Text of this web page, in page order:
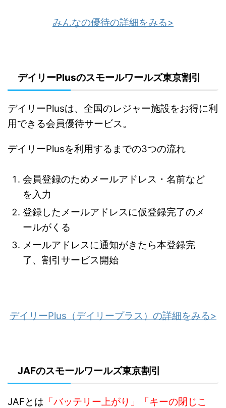
みんなの優待の詳細をみる>
デイリーPlusのスモールワールズ東京割引
デイリーPlusは、全国のレジャー施設をお得に利
用できる会員優待サービス。
デイリーPlusを利用するまでの3つの流れ
会員登録のためメールアドレス・名前など
を入力
登録したメールアドレスに仮登録完了のメ
ールがくる
メールアドレスに通知がきたら本登録完
了、割引サービス開始
デイリーPlus（デイリープラス）の詳細をみる>
JAFのスモールワールズ東京割引
JAFとは 「バッテリー上がり」「キーの閉じこ